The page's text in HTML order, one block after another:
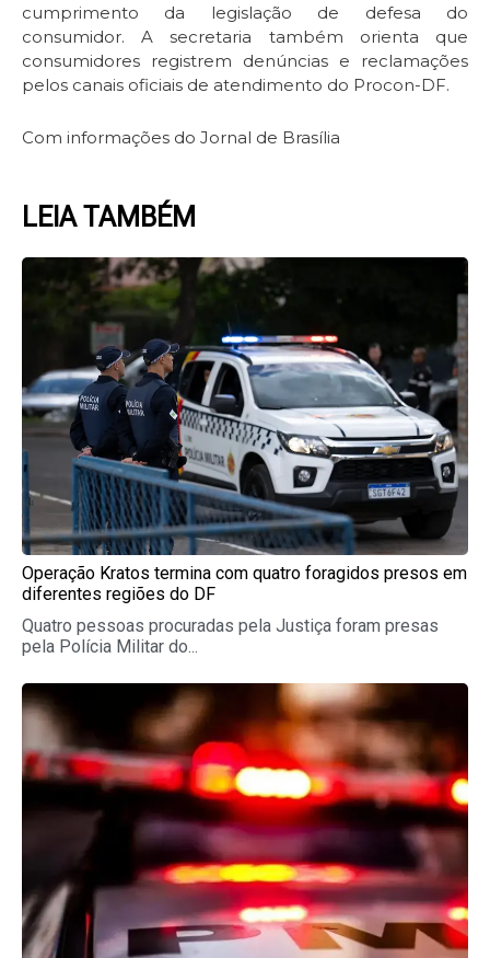
cumprimento da legislação de defesa do
consumidor. A secretaria também orienta que
consumidores registrem denúncias e reclamações
pelos canais oficiais de atendimento do Procon-DF.
Com informações do Jornal de Brasília
LEIA TAMBÉM
Operação Kratos termina com quatro foragidos presos em
diferentes regiões do DF
Quatro pessoas procuradas pela Justiça foram presas
pela Polícia Militar do...
PagePagePagePage